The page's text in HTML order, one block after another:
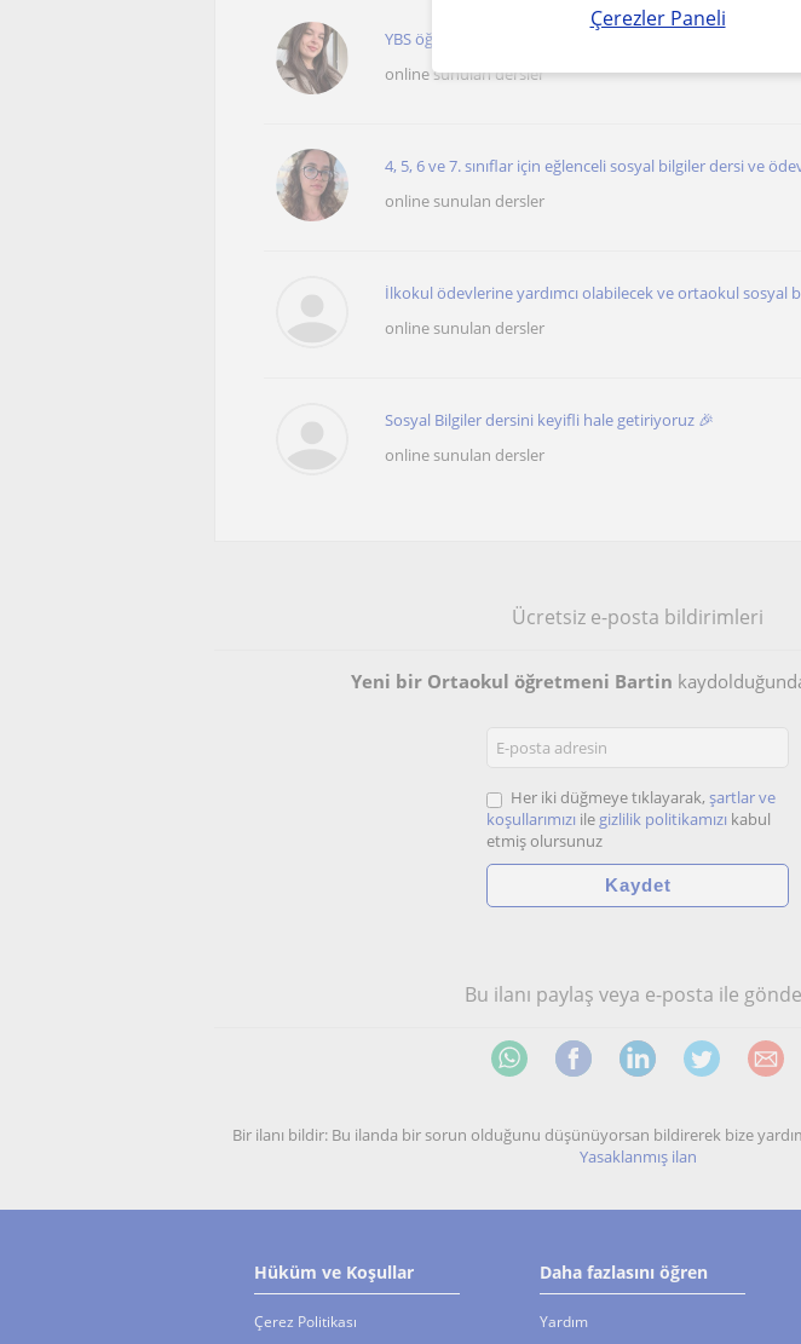
Çerezler Paneli
YBS öğrencisiyim. ilkokul ve ortaokul derslerinde destek
online sunulan dersler
4, 5, 6 ve 7. sınıflar için eğlenceli sosyal bilgiler dersi ve
online sunulan dersler
İlkokul ödevlerine yardımcı olabilecek ve ortaokul sosyal
online sunulan dersler
Sosyal Bilgiler dersini keyifli hale getiriyoruz 🎉
online sunulan dersler
Ücretsiz e-posta bildirimleri
Yeni bir Ortaokul öğretmeni Bartin
Her iki düğmeye tıklayarak, şartlar ve
koşullarımızı ile gizlilik politikamızı kabul
etmiş olursunuz
Bu ilanı paylaş veya e-posta ile
Bir ilanı bildir: Bu ilanda bir sorun olduğunu düşünüyorsan bildirerek bize
Yasaklanmış ilan
Hüküm ve Koşullar
Çerez Politikası
Daha fazlasını öğren
Yardım